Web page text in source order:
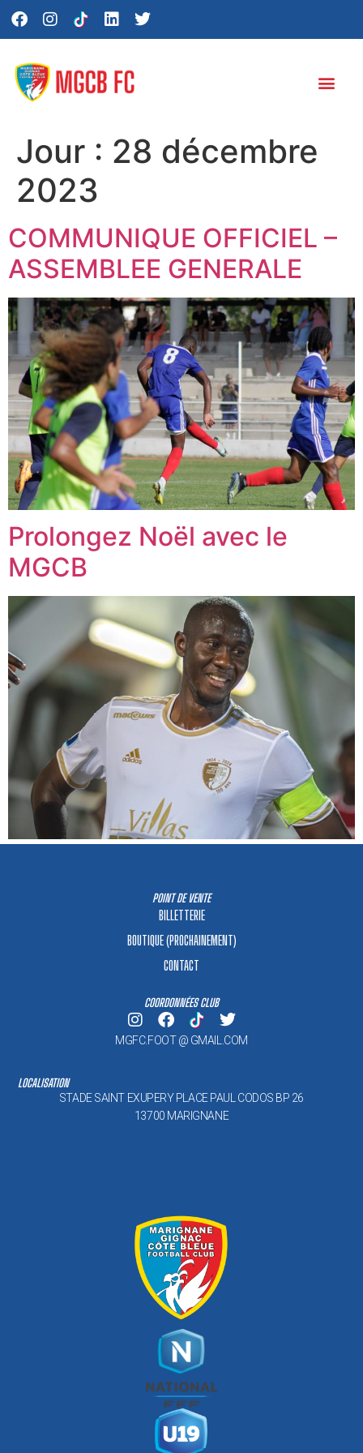
Jour : 28 décembre
2023
COMMUNIQUE OFFICIEL –
ASSEMBLEE GENERALE
Prolongez Noël avec le
MGCB
POINT DE VENTE
BILLETTERIE
BOUTIQUE (PROCHAINEMENT)
CONTACT
COORDONNÉES CLUB
MGFC.FOOT @ GMAIL.COM
LOCALISATION
STADE SAINT EXUPERY PLACE PAUL CODOS BP 26
13700 MARIGNANE